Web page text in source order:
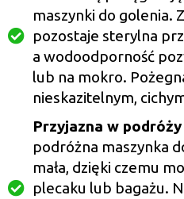
maszynki do golenia.
pozostaje sterylna
a wodoodporność
lub na mokro.
nieskazitelnym,
Przyjazna w
podróżna maszynka
mała, dzięki czemu
plecaku lub bagażu.